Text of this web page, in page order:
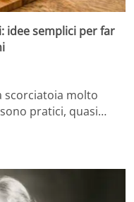
idee semplici per far
scorciatoia molto
pratici, quasi…